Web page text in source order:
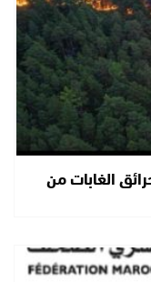
الغابات من